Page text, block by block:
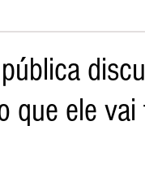
que ele